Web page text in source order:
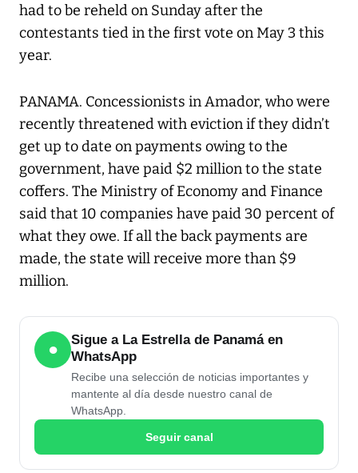
had to be reheld on Sunday after the
contestants tied in the first vote on May 3 this
year.
PANAMA. Concessionists in Amador, who were
recently threatened with eviction if they didn’t
get up to date on payments owing to the
government, have paid $2 million to the state
coffers. The Ministry of Economy and Finance
said that 10 companies have paid 30 percent of
what they owe. If all the back payments are
made, the state will receive more than $9
million.
●
Sigue a La Estrella de Panamá en
WhatsApp
Recibe una selección de noticias importantes y
mantente al día desde nuestro canal de
WhatsApp.
Seguir canal